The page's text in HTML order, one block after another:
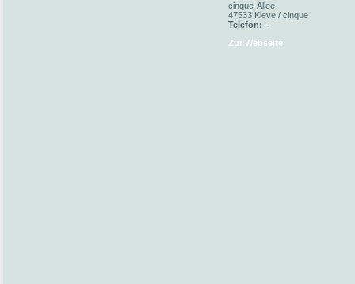
cinque-Allee
47533 Kleve / cinque
Telefon: -
Zur Webseite